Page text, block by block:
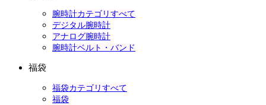
腕時計カテゴリすべて
デジタル腕時計
アナログ腕時計
腕時計ベルト・バンド
福袋
福袋カテゴリすべて
福袋